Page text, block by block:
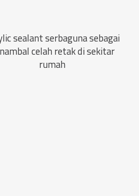
sealant serbaguna sebagai
celah retak di sekitar
rumah